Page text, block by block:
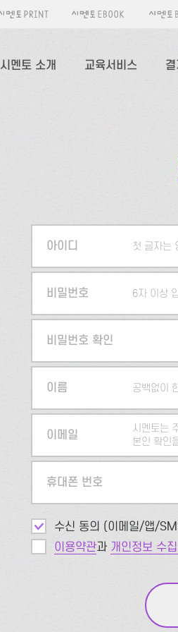
시멘토 소개 교육서비스
아이디 첫 글자는
5자 이상
비밀번호 6자 이상
비밀번호 확인
이름 공백없이
이메일
시멘토는
본인 확인
휴대폰 번호
수신 동의 (이메일/앱/
이용약관과 개인정보 수